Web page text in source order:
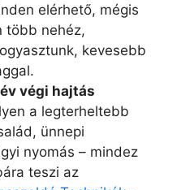
elérhető, mégis
több nehéz,
kevesebb
végi hajtás
a legterheltebb
ünnepi
nyomás – mindez
teszi az